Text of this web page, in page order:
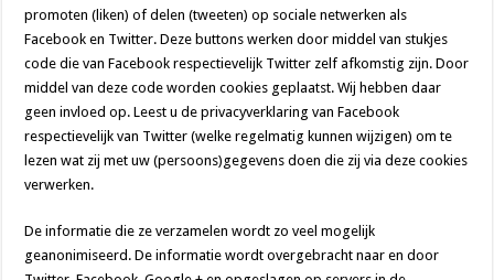
promoten (liken) of delen (tweeten) op sociale netwerken als
Facebook en Twitter. Deze buttons werken door middel van stukjes
code die van Facebook respectievelijk Twitter zelf afkomstig zijn. Door
middel van deze code worden cookies geplaatst. Wij hebben daar
geen invloed op. Leest u de privacyverklaring van Facebook
respectievelijk van Twitter (welke regelmatig kunnen wijzigen) om te
lezen wat zij met uw (persoons)gegevens doen die zij via deze cookies
verwerken.
De informatie die ze verzamelen wordt zo veel mogelijk
geanonimiseerd. De informatie wordt overgebracht naar en door